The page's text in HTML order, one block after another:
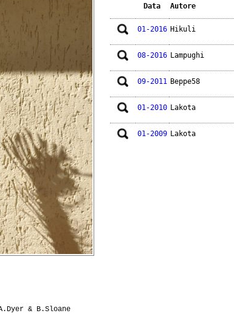
Data Autore
01-2016 Hikuli
08-2016 Lampughi
09-2011 Beppe58
01-2010 Lakota
01-2009 Lakota
& B.Sloane